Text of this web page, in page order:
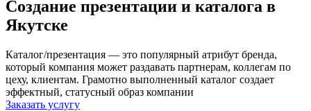
Создание презентации и каталога в
Якутске
Каталог/презентация — это популярный атрибут бренда,
который компания может раздавать партнерам, коллегам по
цеху, клиентам. Грамотно выполненный каталог создает
эффектный, статусный образ компании
Заказать услугу